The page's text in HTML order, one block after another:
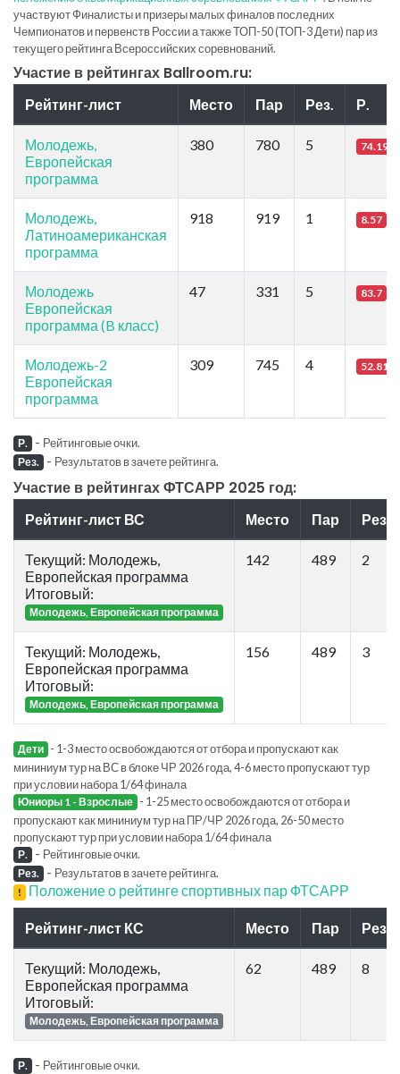
участвуют Финалисты и призеры малых финалов последних
Чемпионатов и первенств России а также ТОП-50 (ТОП-3 Дети) пар из
текущего рейтинга Всероссийских соревнований.
Участие в рейтингах Ballroom.ru:
Рейтинг-лист Место Пар Рез. Р.
Молодежь,
Европейская
программа
380 780 5 74.19
Молодежь,
Латиноамериканская
программа
918 919 1 8.57
Молодежь
Европейская
программа (B класс)
47 331 5 83.7
Молодежь-2
Европейская
программа
309 745 4 52.81
Р. - Рейтинговые очки.
Рез. - Результатов в зачете рейтинга.
Участие в рейтингах ФТСАРР 2025 год:
Рейтинг-лист ВС Место Пар Рез.
Текущий: Молодежь,
Европейская программа
Итоговый:
Молодежь, Европейская программа
142 489 2
Текущий: Молодежь,
Европейская программа
Итоговый:
Молодежь, Европейская программа
156 489 3
Дети - 1-3 место освобождаются от отбора и пропускают как
мининиум тур на ВС в блоке ЧР 2026 года, 4-6 место пропускают тур
при условии набора 1/64 финала
Юниоры 1 - Взрослые - 1-25 место освобождаются от отбора и
пропускают как мининиум тур на ПР/ЧР 2026 года, 26-50 место
пропускают тур при условии набора 1/64 финала
Р. - Рейтинговые очки.
Рез. - Результатов в зачете рейтинга.
! Положение о рейтинге спортивных пар ФТСАРР
Рейтинг-лист КС Место Пар Рез.
Текущий: Молодежь,
Европейская программа
Итоговый:
Молодежь, Европейская программа
62 489 8
Р. - Рейтинговые очки.